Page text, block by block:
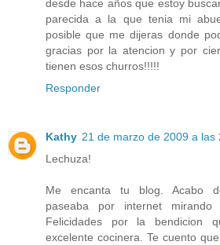
desde hace años que estoy
parecida a la que tenia mi
posible que me dijeras donde
gracias por la atencion y por
tienen esos churros!!!!!
Responder
Kathy 21 de marzo de 2009 a las
Lechuza!
Me encanta tu blog. Acabo
paseaba por internet
Felicidades por la bendicion
excelente cocinera. Te cuento